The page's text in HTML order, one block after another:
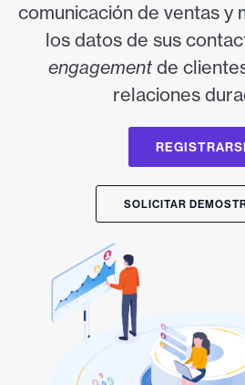
comunicación de ventas y
los datos de sus
engagement de
relaciones
SOLICITAR